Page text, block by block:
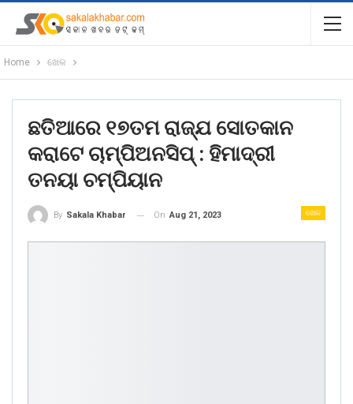
Home ଖେଳ
ଛତିଆରେ ୧୭ତମ ରାଜ୍ଯ ସୋତକାନ
କରାଟେ ଚାମ୍ପିଅନସିପ୍ : ହିମାଦ୍ରୀ
ତନୟା ଚମ୍ପିୟାନ
ଖେଳ
By Sakala Khabar On Aug 21, 2023